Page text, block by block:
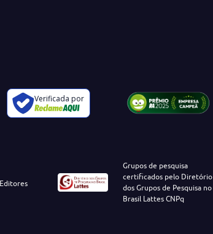
Verificada por
Grupos de pesquisa
certificados pelo Diretório
dos Grupos de Pesquisa no
Brasil Lattes CNPq